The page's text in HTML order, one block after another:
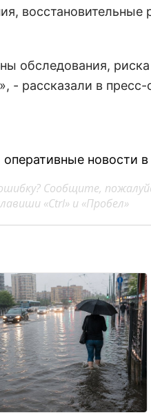
обследования,
- рассказали в
новости
Сообщите,
«Ctrl» и «Пробел»